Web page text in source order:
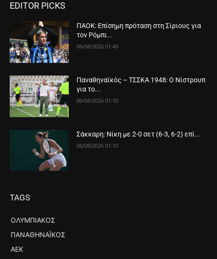
EDITOR PICKS
ΠΑΟΚ: Επίσημη πρόταση στη Σίριους για
τον Ρόμπι...
06/08/2026 01:40
Παναθηναϊκός – ΤΣΣΚΑ 1948: Ο Νίστρουπ
για το...
06/08/2026 01:10
Σάκκαρη: Νίκη με 2-0 σετ (6-3, 6-2) επί...
06/08/2026 01:10
TAGS
ΟΛΥΜΠΙΑΚΌΣ
ΠΑΝΑΘΗΝΑΪΚΌΣ
ΑΕΚ